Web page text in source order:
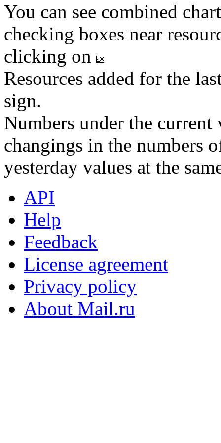
You can see combined
checking boxes near
clicking on
Resources added for the
sign.
Numbers under the
changings in the numbers
yesterday values at the
API
Help
Feedback
License agreement
Privacy policy
About Mail.ru